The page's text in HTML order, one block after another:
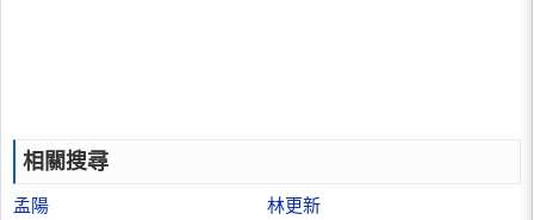
相關搜尋
孟陽
林更新